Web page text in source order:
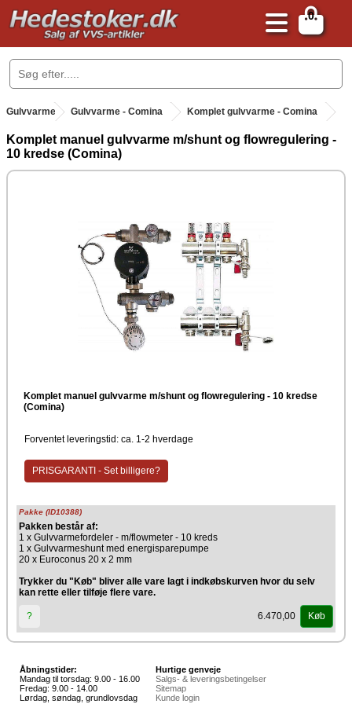
0
.
Gulvvarme . Gulvvarme - Comina Komplet gulvvarme - Comina
Komplet manuel gulvvarme m/shunt og flowregulering -
10 kredse (Comina)
Komplet manuel gulvvarme m/shunt og flowregulering - 10 kredse
(Comina)
Forventet leveringstid: ca. 1-2 hverdage
PRISGARANTI - Set billigere?
Pakke (ID10388)
Pakken består af:
1 x Gulvvarmefordeler - m/flowmeter - 10 kreds
1 x Gulvvarmeshunt med energisparepumpe
20 x Euroconus 20 x 2 mm
Trykker du "Køb" bliver alle vare lagt i indkøbskurven hvor du selv
kan rette eller tilføje flere vare.
? 6.470,00 Køb
Åbningstider:
Mandag til torsdag: 9.00 - 16.00
Fredag: 9.00 - 14.00
Lørdag, søndag, grundlovsdag
Hurtige genveje
Salgs- & leveringsbetingelser
Sitemap
Kunde login